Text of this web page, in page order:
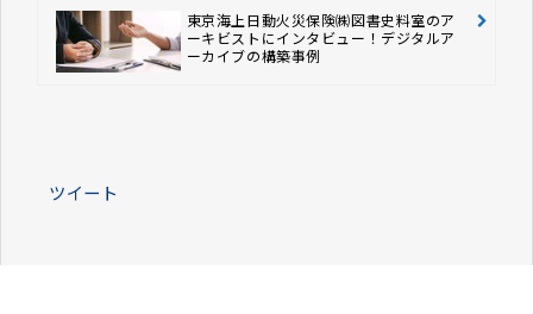
カイブの作り方とポイント、活用事例
について紹介します。
東京海上日動火災保険㈱図書史料室のア
ーキビストにインタビュー！デジタルア
ーカイブの構築事例
ツイート